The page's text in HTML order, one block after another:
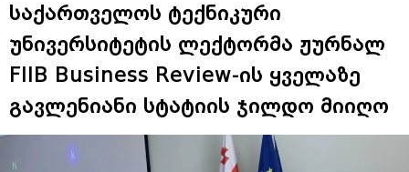
საქართველოს ტექნიკური
უნივერსიტეტის ლექტორმა ჟურნალ
FIIB Business Review-ის ყველაზე
გავლენიანი სტატიის ჯილდო მიიღო